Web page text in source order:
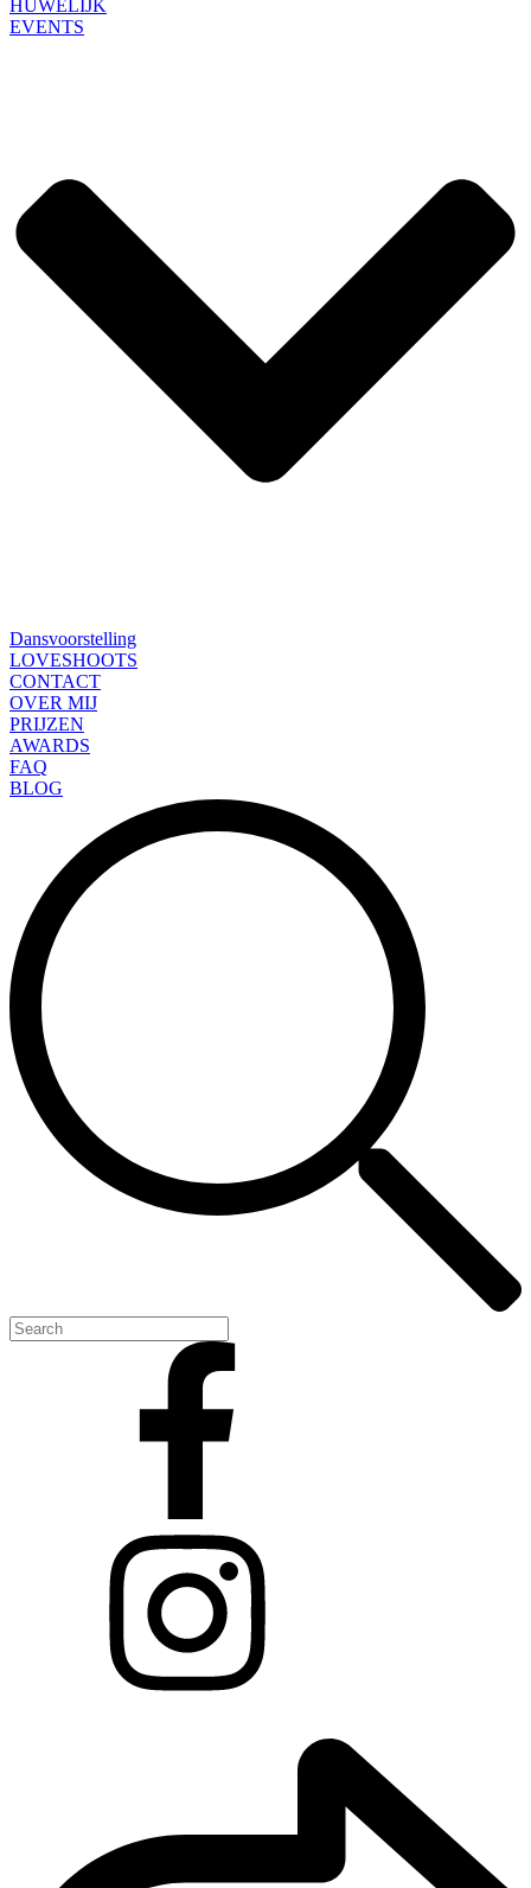
HUWELIJK
EVENTS
Dansvoorstelling
LOVESHOOTS
CONTACT
OVER MIJ
PRIJZEN
AWARDS
FAQ
BLOG